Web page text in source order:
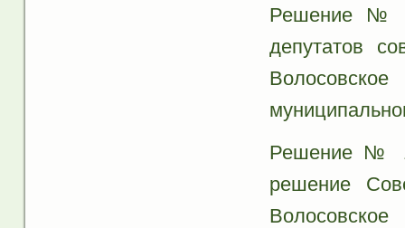
Решение №
депутатов
Решение №
решение